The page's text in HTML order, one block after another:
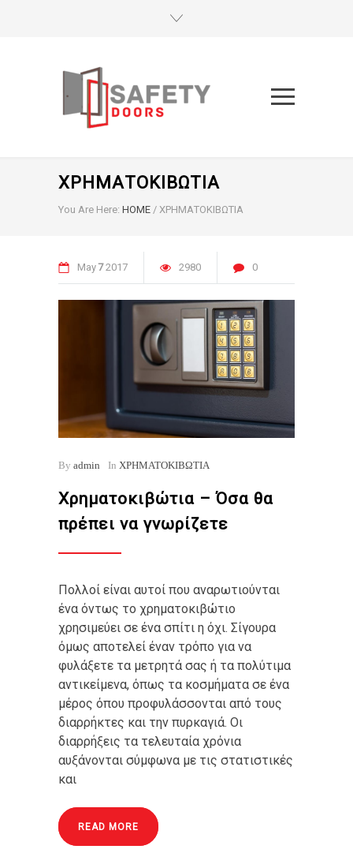
ΧΡΗΜΑΤΟΚΙΒΩΤΙΑ
You Are Here: HOME / ΧΡΗΜΑΤΟΚΙΒΩΤΙΑ
May 72017 2980 0
By admin In ΧΡΗΜΑΤΟΚΙΒΩΤΙΑ
Χρηματοκιβώτια – Όσα θα
πρέπει να γνωρίζετε
Πολλοί είναι αυτοί που αναρωτιούνται
ένα όντως το χρηματοκιβώτιο
χρησιμεύει σε ένα σπίτι η όχι. Σίγουρα
όμως αποτελεί έναν τρόπο για να
φυλάξετε τα μετρητά σας ή τα πολύτιμα
αντικείμενα, όπως τα κοσμήματα σε ένα
μέρος όπου προφυλάσσονται από τους
διαρρήκτες και την πυρκαγιά. Οι
διαρρήξεις τα τελευταία χρόνια
αυξάνονται σύμφωνα με τις στατιστικές
και
READ MORE